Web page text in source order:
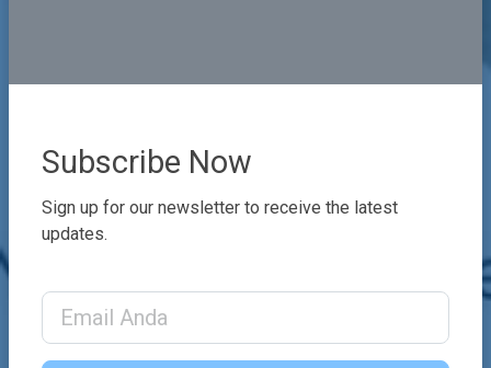
Subscribe Now
Sign up for our newsletter to receive the latest
updates.
Email Address